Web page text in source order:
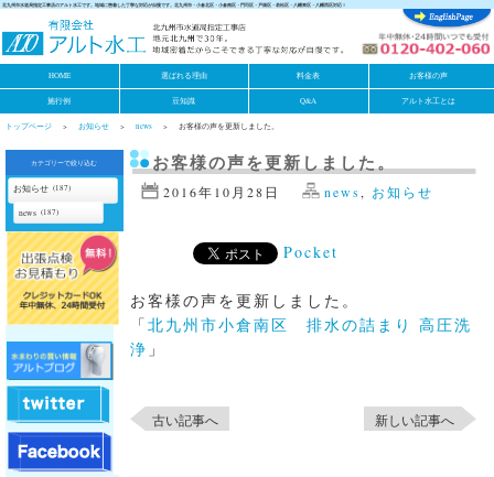
北九州市水道局指定工事店のアルト水工です。地域に密着した丁寧な対応が自慢です。北九州市・小倉北区・小倉南区・門司区・戸畑区・若松区・八幡東区・八幡西区対応！
HOME 選ばれる理由 料金表 お客様の声
施行例 豆知識 Q&A アルト水工とは
トップページ お知らせ news お客様の声を更新しました。
カテゴリーで絞り込む
お知らせ (187)
news (187)
お客様の声を更新しました。
2016年10月28日 news, お知らせ
Pocket
お客様の声を更新しました。
「北九州市小倉南区 排水の詰まり 高圧洗
浄 」
古い記事へ 新しい記事へ